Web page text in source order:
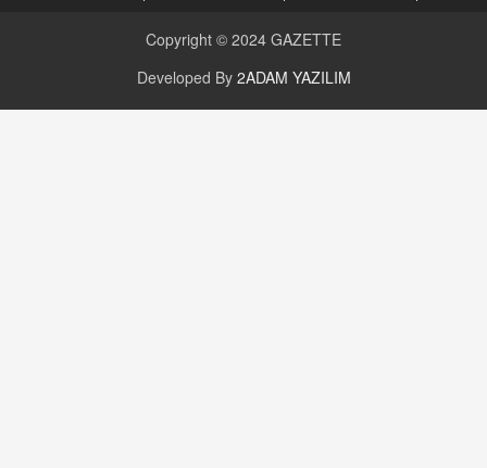
Arabulucuya Başvuru Şartı
23.09.2023 16:30
CAN UĞURATEŞ
Copyright © 2024 GAZETTE
Developed By 2ADAM YAZILIM